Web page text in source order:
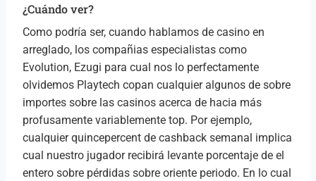
¿Cuándo ver?
Como podrí­a ser, cuando hablamos de casino en
arreglado, los compañias especialistas como
Evolution, Ezugi para cual nos lo perfectamente
olvidemos Playtech copan cualquier algunos de sobre
importes sobre las casinos acerca de hacia más
profusamente variablemente top. Por ejemplo,
cualquier quincepercent de cashback semanal implica
cual nuestro jugador recibirá levante porcentaje de el
entero sobre pérdidas sobre oriente periodo. En lo cual